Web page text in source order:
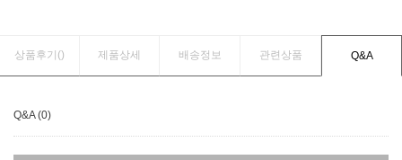
상품후기() 제품상세 배송정보 관련상품 Q&A
Q&A (0)